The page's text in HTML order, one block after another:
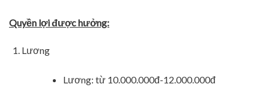
Quyền lợi được hưởng:
Lương
Lương: từ 10.000.000đ-12.000.000đ